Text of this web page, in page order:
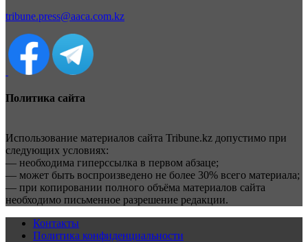
tribune.press@aaca.com.kz
Политика сайта
Использование материалов сайта Tribune.kz допустимо при
следующих условиях:
— необходима гиперссылка в первом абзаце;
— может быть воспроизведено не более 30% всего материала;
— при копировании полного объёма материалов сайта
необходимо письменное разрешение редакции.
Контакты
Политика конфиденциальности